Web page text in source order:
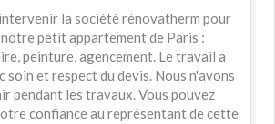
la société rénovatherm pour
petit appartement de Paris :
peinture, agencement. Le travail a
soin et respect du devis. Nous n'avons
pendant les travaux. Vous pouvez
confiance au représentant de cette